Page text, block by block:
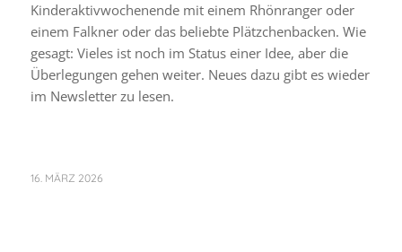
Kinderaktivwochenende mit einem Rhönranger oder
einem Falkner oder das beliebte Plätzchenbacken. Wie
gesagt: Vieles ist noch im Status einer Idee, aber die
Überlegungen gehen weiter. Neues dazu gibt es wieder
im Newsletter zu lesen.
16. MÄRZ 2026